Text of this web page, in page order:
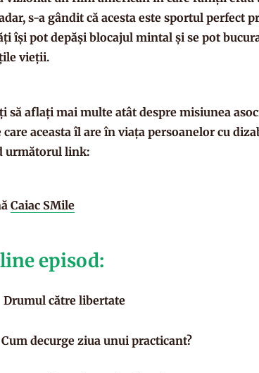
s-a gândit că acesta este sportul perfect
își pot depăși blocajul mintal și se pot
vieții.
să aflați mai multe atât despre misiunea
care aceasta îl are în viața persoanelor cu
următorul link:
Caiac SMile
episod:
Drumul către libertate
Cum decurge ziua unui practicant?